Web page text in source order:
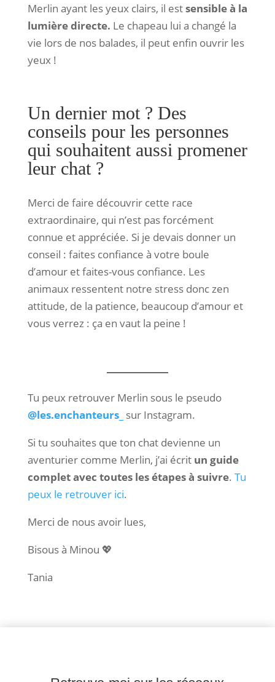
Merlin ayant les yeux clairs, il estsensible à la
lumière directe. Le chapeau lui a changé la
vie lors de nos balades, il peut enfin ouvrir les
yeux !
Un dernier mot ? Des
conseils pour les personnes
qui souhaitent aussi promener
leur chat ?
Merci de faire découvrir cette race
extraordinaire, qui n’est pas forcément
connue et appréciée. Si je devais donner un
conseil : faites confiance à votre boule
d’amour et faites-vous confiance. Les
animaux ressentent notre stress donc zen
attitude, de la patience, beaucoup d’amour et
vous verrez : ça en vaut la peine !
Tu peux retrouver Merlin sous le pseudo
@les.enchanteurs_ sur Instagram.
Si tu souhaites que ton chat devienne un
aventurier comme Merlin, j’ai écrit un guide
complet avec toutes les étapes à suivre. Tu
peux le retrouver ici.
Merci de nous avoir lues,
Bisous à Minou 💖
Tania